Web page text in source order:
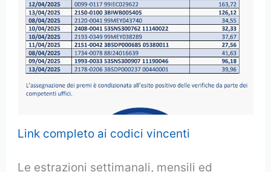
Link completo ai codici vincenti
Le estrazioni settimanali, mensili ed